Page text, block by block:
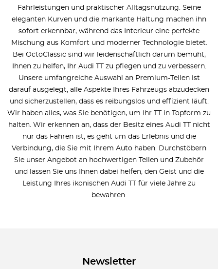
Fahrleistungen und praktischer Alltagsnutzung. Seine
eleganten Kurven und die markante Haltung machen ihn
sofort erkennbar, während das Interieur eine perfekte
Mischung aus Komfort und moderner Technologie bietet.
Bei OctoClassic sind wir leidenschaftlich darum bemüht,
Ihnen zu helfen, Ihr Audi TT zu pflegen und zu verbessern.
Unsere umfangreiche Auswahl an Premium-Teilen ist
darauf ausgelegt, alle Aspekte Ihres Fahrzeugs abzudecken
und sicherzustellen, dass es reibungslos und effizient läuft.
Wir haben alles, was Sie benötigen, um Ihr TT in Topform zu
halten. Wir erkennen an, dass der Besitz eines Audi TT nicht
nur das Fahren ist; es geht um das Erlebnis und die
Verbindung, die Sie mit Ihrem Auto haben. Durchstöbern
Sie unser Angebot an hochwertigen Teilen und Zubehör
und lassen Sie uns Ihnen dabei helfen, den Geist und die
Leistung Ihres ikonischen Audi TT für viele Jahre zu
bewahren.
Newsletter